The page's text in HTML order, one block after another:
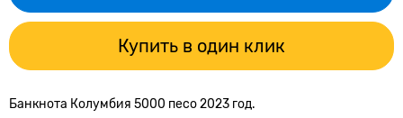
Купить в один клик
Банкнота Колумбия 5000 песо 2023 год.